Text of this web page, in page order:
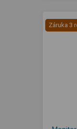
Záruka 3